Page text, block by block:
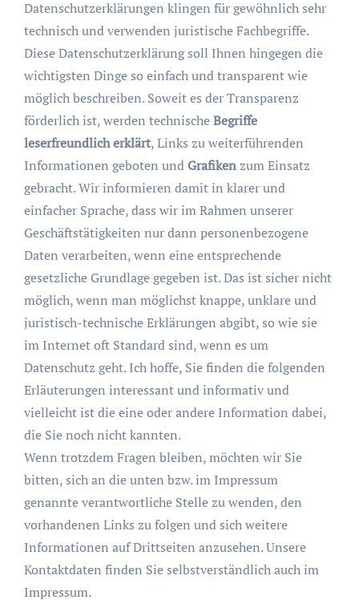
Datenschutzerklärungen klingen für gewöhnlich sehr
technisch und verwenden juristische Fachbegriffe.
Diese Datenschutzerklärung soll Ihnen hingegen die
wichtigsten Dinge so einfach und transparent wie
möglich beschreiben. Soweit es der Transparenz
förderlich ist, werden technischeBegriffe
leserfreundlich erklärt, Links zu weiterführenden
Informationen geboten und Grafikenzum Einsatz
gebracht. Wir informieren damit in klarer und
einfacher Sprache, dass wir im Rahmen unserer
Geschäftstätigkeiten nur dann personenbezogene
Daten verarbeiten, wenn eine entsprechende
gesetzliche Grundlage gegeben ist. Das ist sicher nicht
möglich, wenn man möglichst knappe, unklare und
juristisch-technische Erklärungen abgibt, so wie sie
im Internet oft Standard sind, wenn es um
Datenschutz geht. Ich hoffe, Sie finden die folgenden
Erläuterungen interessant und informativ und
vielleicht ist die eine oder andere Information dabei,
die Sie noch nicht kannten.
Wenn trotzdem Fragen bleiben, möchten wir Sie
bitten, sich an die unten bzw. im Impressum
genannte verantwortliche Stelle zu wenden, den
vorhandenen Links zu folgen und sich weitere
Informationen auf Drittseiten anzusehen. Unsere
Kontaktdaten finden Sie selbstverständlich auch im
Impressum.